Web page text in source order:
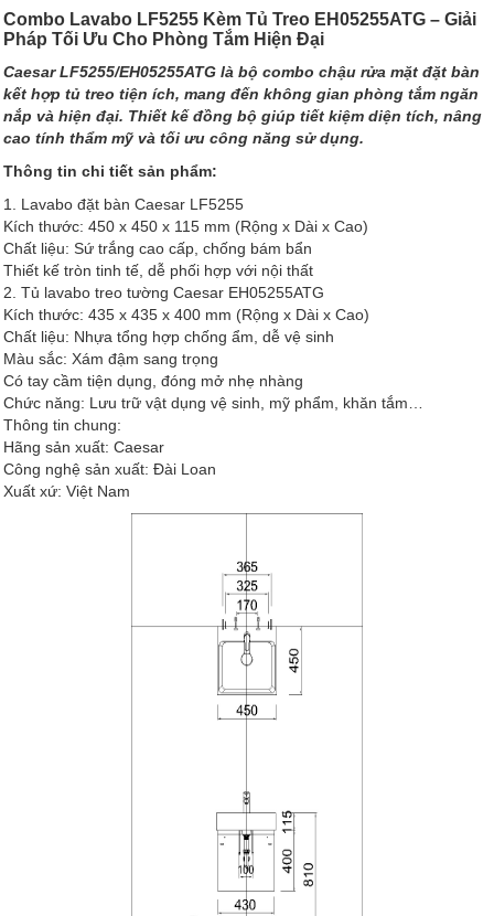
Combo Lavabo LF5255 Kèm Tủ Treo EH05255ATG – Giải
Pháp Tối Ưu Cho Phòng Tắm Hiện Đại
Caesar LF5255/EH05255ATG là bộ combo chậu rửa mặt đặt bàn
kết hợp tủ treo tiện ích, mang đến không gian phòng tắm ngăn
nắp và hiện đại. Thiết kế đồng bộ giúp tiết kiệm diện tích, nâng
cao tính thẩm mỹ và tối ưu công năng sử dụng.
Thông tin chi tiết sản phẩm:
1. Lavabo đặt bàn Caesar LF5255
Kích thước: 450 x 450 x 115 mm (Rộng x Dài x Cao)
Chất liệu: Sứ trắng cao cấp, chống bám bẩn
Thiết kế tròn tinh tế, dễ phối hợp với nội thất
2. Tủ lavabo treo tường Caesar EH05255ATG
Kích thước: 435 x 435 x 400 mm (Rộng x Dài x Cao)
Chất liệu: Nhựa tổng hợp chống ẩm, dễ vệ sinh
Màu sắc: Xám đậm sang trọng
Có tay cầm tiện dụng, đóng mở nhẹ nhàng
Chức năng: Lưu trữ vật dụng vệ sinh, mỹ phẩm, khăn tắm…
Thông tin chung:
Hãng sản xuất: Caesar
Công nghệ sản xuất: Đài Loan
Xuất xứ: Việt Nam